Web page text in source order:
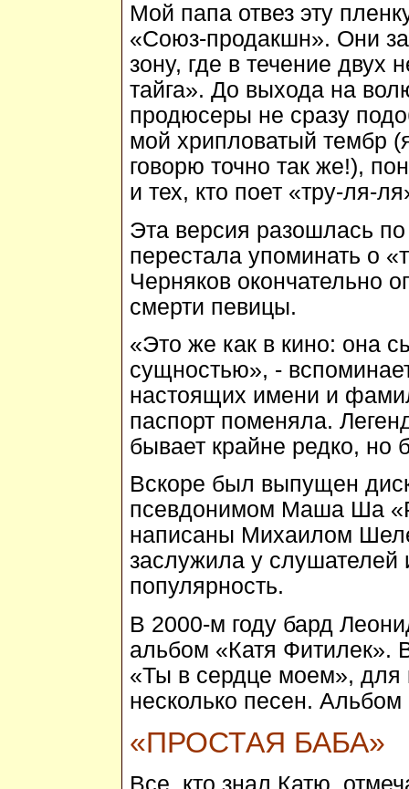
Мой папа отвез эту
«Союз-продакшн». Они
зону, где в течение
тайга». До выхода на
продюсеры не сразу
мой хрипловатый тембр
говорю точно так же!),
и тех, кто поет «тру-ля-
Эта версия разошлась
перестала упоминать о
Черняков окончательно
смерти певицы.
«Это же как в кино: она
сущностью», -
настоящих имени и
паспорт поменяла.
бывает крайне редко, но
Вскоре был выпущен
псевдонимом Маша Ша
написаны Михаилом
заслужила у
популярность.
В 2000-м году бард
альбом «Катя Фитилек».
«Ты в сердце моем», для
несколько песен.
«ПРОСТАЯ БАБА»